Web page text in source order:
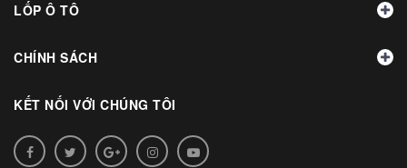
LỐP Ô TÔ
CHÍNH SÁCH
KẾT NỐI VỚI CHÚNG TÔI